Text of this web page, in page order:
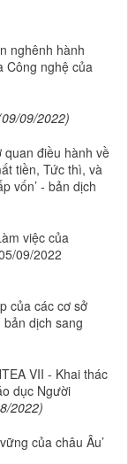
nghênh hành
Công nghệ của
09/2022)
quan điều hành về
tiền, Tức thì, và
vốn’ - bản dịch
việc của
09/2022
của các cơ sở
bản dịch sang
VII - Khai thác
dục Người
2022)
của châu Âu’